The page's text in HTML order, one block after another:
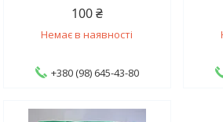
100 ₴
Немає в наявності
+380 (98) 645-43-80